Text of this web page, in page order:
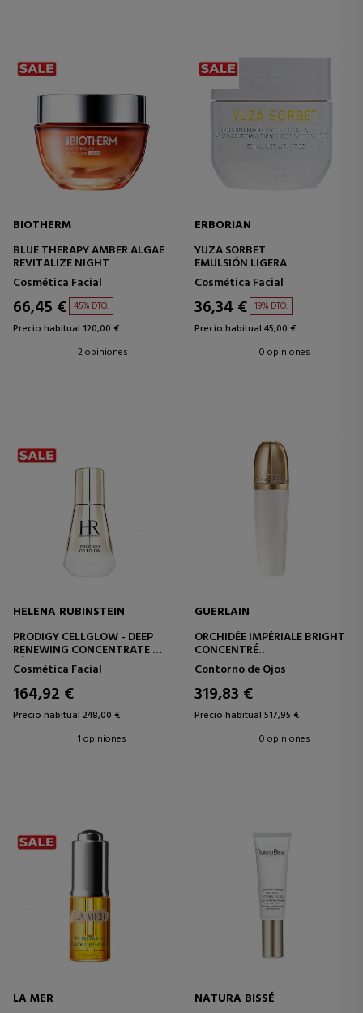
BIOTHERM
BLUE THERAPY AMBER ALGAE
REVITALIZE NIGHT
Cosmética Facial
66,45 € 45% DTO.
Precio habitual 120,00 €
2 opiniones
ERBORIAN
YUZA SORBET
EMULSIÓN LIGERA
Cosmética Facial
36,34 € 19% DTO.
Precio habitual 45,00 €
0 opiniones
HELENA RUBINSTEIN
PRODIGY CELLGLOW - DEEP
RENEWING CONCENTRATE
SÉRUM INTENSIVO
TRATAMIENTO ANTIEDAD
Cosmética Facial
164,92 €
Precio habitual 248,00 €
1 opiniones
GUERLAIN
ORCHIDÉE IMPÉRIALE BRIGHT
CONCENTRÉ
CONCENTRADO ANTIEDAD -
ANTIARRRUGAS
Contorno de Ojos
319,83 €
Precio habitual 517,95 €
0 opiniones
LA MER
NATURA BISSÉ